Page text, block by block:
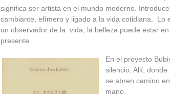
significa ser artista en el mundo moderno.
cambiante, efímero y ligado a la vida cotidiana. Lo
un observador de la vida, la belleza puede estar
presente.
En el proyecto
silencio. Allí,
se abren camino
mano.